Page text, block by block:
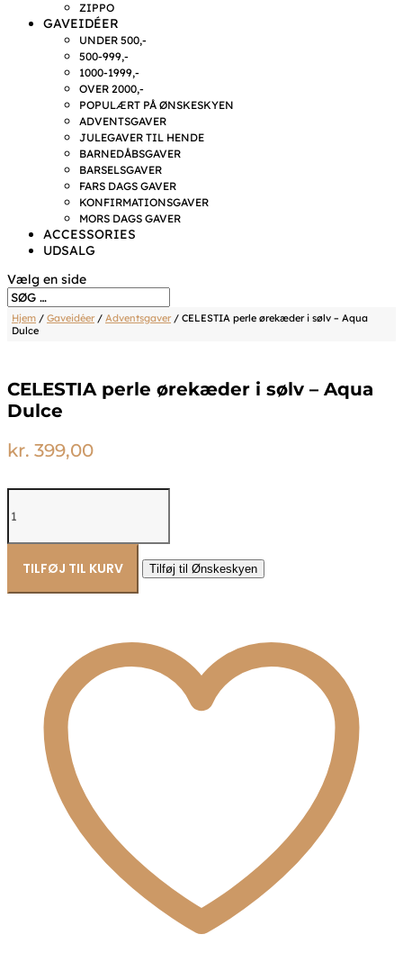
ZIPPO
GAVEIDÉER
UNDER 500,-
500-999,-
1000-1999,-
OVER 2000,-
POPULÆRT PÅ ØNSKESKYEN
ADVENTSGAVER
JULEGAVER TIL HENDE
BARNEDÅBSGAVER
BARSELSGAVER
FARS DAGS GAVER
KONFIRMATIONSGAVER
MORS DAGS GAVER
ACCESSORIES
UDSALG
Vælg en side
Hjem / Gaveidéer/ Adventsgaver/ CELESTIA perle ørekæder i sølv – Aqua
Dulce
CELESTIA perle ørekæder i sølv – Aqua
Dulce
kr. 399,00
perle
i
sølv
Aqua
TILFØJ TIL KURV Tilføj til Ønskeskyen